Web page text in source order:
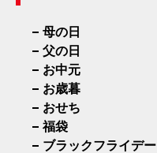
母の日
父の日
お中元
お歳暮
おせち
福袋
ブラックフライデー